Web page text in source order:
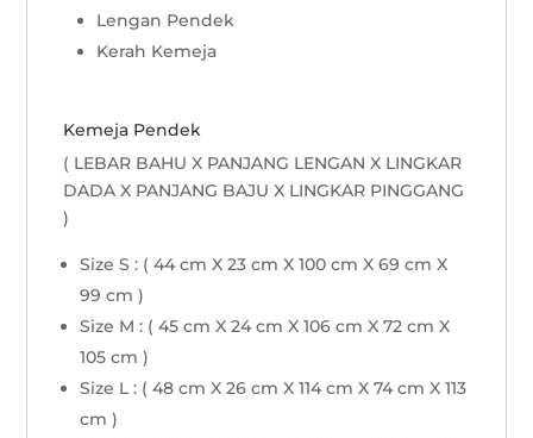
Lengan Pendek
Kerah Kemeja
Kemeja Pendek
( LEBAR BAHU X PANJANG LENGAN X LINGKAR
DADA X PANJANG BAJU X LINGKAR PINGGANG
)
Size S : ( 44 cm X 23 cm X 100 cm X 69 cm X
99 cm )
Size M : ( 45 cm X 24 cm X 106 cm X 72 cm X
105 cm )
Size L : ( 48 cm X 26 cm X 114 cm X 74 cm X 113
cm )